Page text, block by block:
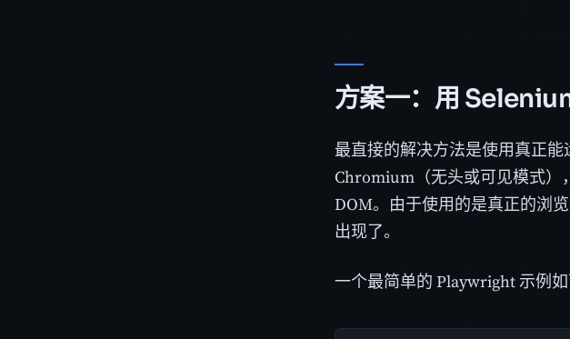
方案一：用
最直接的解决方法是使用真正
Chromium（无头或可见模式）
DOM。由于使用的是真正的浏
出现了。
一个最简单的 Playwright 示例如